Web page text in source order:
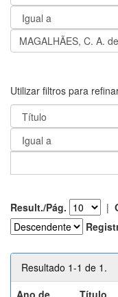
Utilizar filtros para
Result./Pág. |
Resultado 1-1 de 1.
Ano de
Título